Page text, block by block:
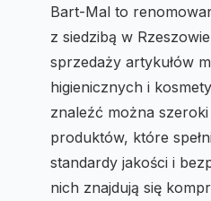
Bart-Mal to
z siedzibą w
sprzedaży artykułów
higienicznych i
znaleźć można
produktów, które
standardy jakości i
nich znajdują się